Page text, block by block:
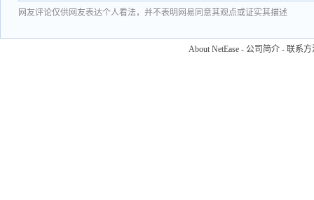
网友评论仅供网友表达个人看法，并不表明网易同意其观点或证实其描述
About NetEase - 公司简介 - 联系方